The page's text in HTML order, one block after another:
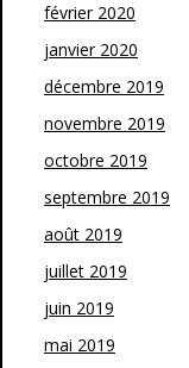
février 2020
janvier 2020
décembre 2019
novembre 2019
octobre 2019
septembre 2019
août 2019
juillet 2019
juin 2019
mai 2019